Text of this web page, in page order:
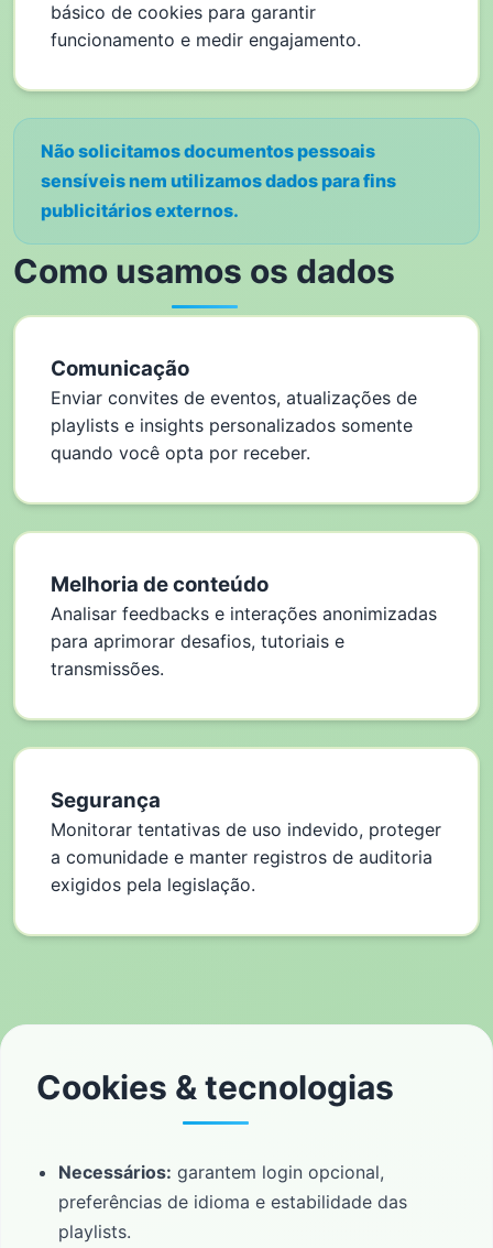
básico de cookies para garantir
funcionamento e medir engajamento.
Não solicitamos documentos pessoais
sensíveis nem utilizamos dados para fins
publicitários externos.
Como usamos os dados
Comunicação
Enviar convites de eventos, atualizações de
playlists e insights personalizados somente
quando você opta por receber.
Melhoria de conteúdo
Analisar feedbacks e interações anonimizadas
para aprimorar desafios, tutoriais e
transmissões.
Segurança
Monitorar tentativas de uso indevido, proteger
a comunidade e manter registros de auditoria
exigidos pela legislação.
Cookies & tecnologias
Necessários: garantem login opcional,
preferências de idioma e estabilidade das
playlists.